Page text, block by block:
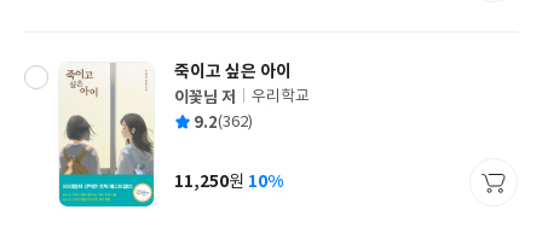
죽이고 싶은 아이
글
쓴
이꽃님 저
출
사
우리학교
평 9.2(362)
가
11,250원 10%